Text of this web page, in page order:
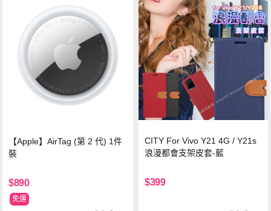
【Apple】AirTag (第 2 代) 1件
裝
$890
免運
CITY For Vivo Y21 4G / Y21s
浪漫都會支架皮套-藍
$399